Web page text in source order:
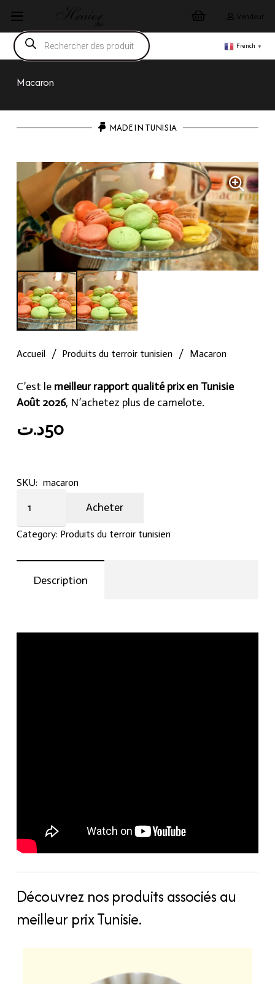
Vendeur
Recherche
de
produits
French ▼
Macaron
MADE IN TUNISIA
Accueil / Produits du terroir tunisien / Macaron
C’est le meilleur rapport qualité prix en Tunisie
Août 2026, N’achetez plus de camelote.
50د.ت
SKU: macaron
quantity
Acheter
Category: Produits du terroir tunisien
Description
Découvrez nos produits associés au
meilleur prix Tunisie.